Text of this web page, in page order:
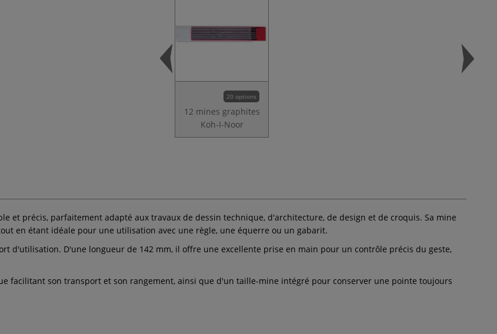
20 options
12 mines graphites
Koh-I-Noor
et précis, parfaitement adapté aux travaux de dessin technique, d'architecture, de design et de croquis. Sa mine
en étant idéale pour une utilisation avec une règle, une équerre ou un gabarit.
d'utilisation. D'une longueur de 142 mm, il offre une excellente prise en main pour un contrôle précis du geste,
facilitant son transport et son rangement, ainsi que d'un taille-mine intégré pour conserver une pointe toujours